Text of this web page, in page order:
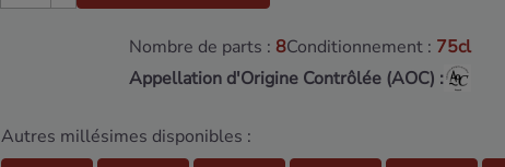
Nombre de parts : 8Conditionnement : 75cl
Appellation d'Origine Contrôlée (AOC) :
Autres millésimes disponibles :